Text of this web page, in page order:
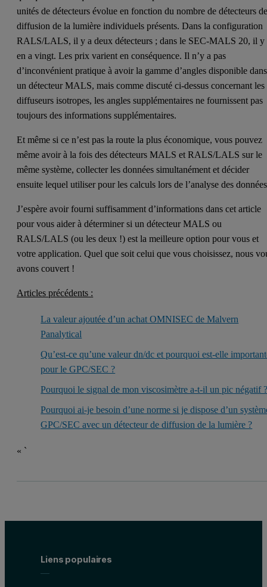
unités de détecteurs évolue en fonction du nombre de détecteurs
diffusion de la lumière individuels présents. Dans la configuration
RALS/LALS, il y a deux détecteurs ; dans le SEC-MALS 20, il y
en a vingt. Les prix varient en conséquence. Il n’y a pas
d’inconvénient pratique à avoir la gamme d’angles disponible dans
un détecteur MALS, mais comme discuté ci-dessus concernant les
diffuseurs isotropes, les angles supplémentaires ne fournissent pas
toujours des informations supplémentaires.
Et même si ce n’est pas la route la plus économique, vous pouvez
même avoir à la fois des détecteurs MALS et RALS/LALS sur le
même système, collecter les données simultanément et décider
ensuite lequel utiliser pour les calculs lors de l’analyse des
J’espère avoir fourni suffisamment d’informations dans cet article
pour vous aider à déterminer si un détecteur MALS ou
RALS/LALS (ou les deux !) est la meilleure option pour vous et
votre application. Quel que soit celui que vous choisissez, nous
avons couvert !
Articles précédents :
La valeur ajoutée d’un achat OMNISEC de Malvern
Panalytical
Qu’est-ce qu’une valeur dn/dc et pourquoi est-elle
pour le GPC/SEC ?
Pourquoi le signal de mon viscosimètre a-t-il un pic négatif
Pourquoi ai-je besoin d’une norme si je dispose d’un
GPC/SEC avec un détecteur de diffusion de la lumière ?
« `
Liens populaires